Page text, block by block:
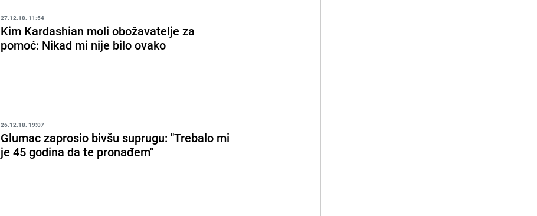
27.12.18. 11:54
Kim Kardashian moli obožavatelje za
pomoć: Nikad mi nije bilo ovako
26.12.18. 19:07
Glumac zaprosio bivšu suprugu: "Trebalo mi
je 45 godina da te pronađem"